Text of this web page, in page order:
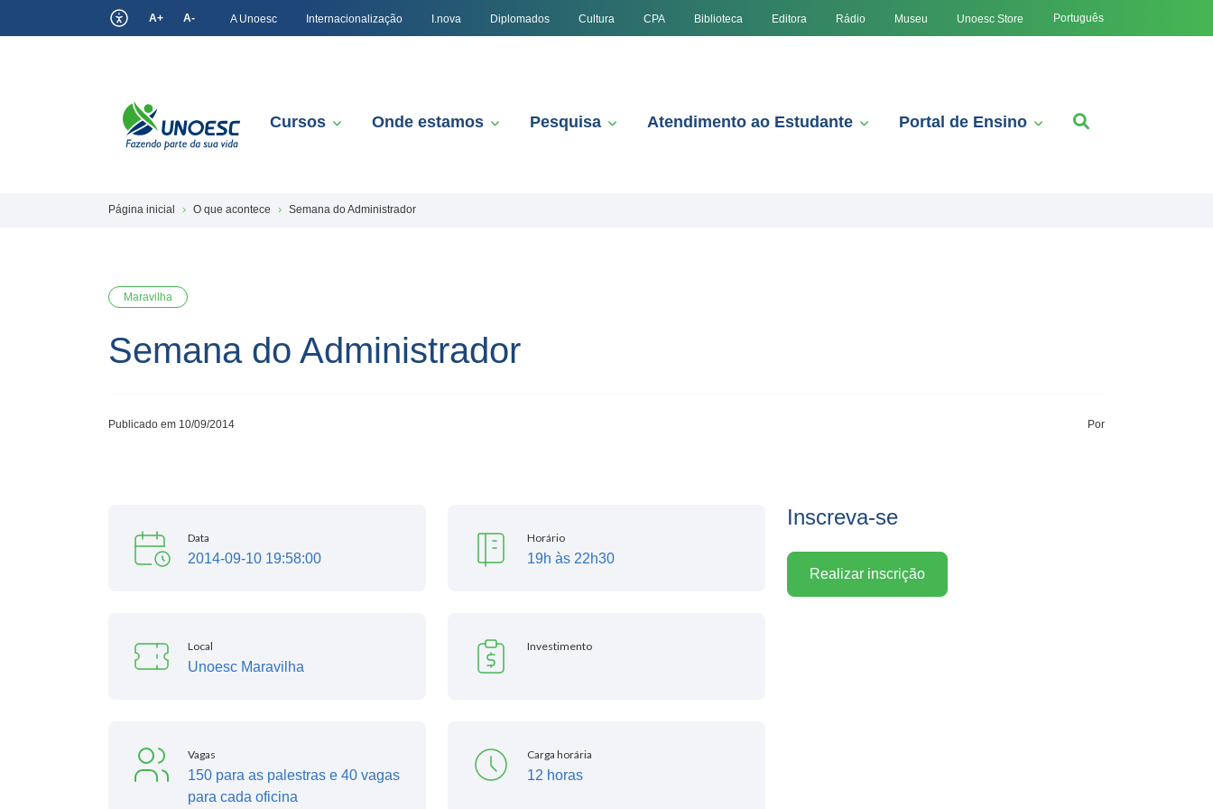
A+ A- A Unoesc Internacionalização I.nova Diplomados Cultura CPA Biblioteca Editora Rádio Museu Unoesc Store Português
Cursos Onde estamos Pesquisa Atendimento ao Estudante Portal de Ensino
Página inicial O que acontece Semana do Administrador
Maravilha
Semana do Administrador
Publicado em 10/09/2014 Por
Data
2014-09-10 19:58:00
Horário
19h às 22h30
Local
Unoesc Maravilha
Investimento
Vagas
150 para as palestras e 40 vagas
para cada oficina
Carga horária
12 horas
Inscreva-se
Realizar inscrição